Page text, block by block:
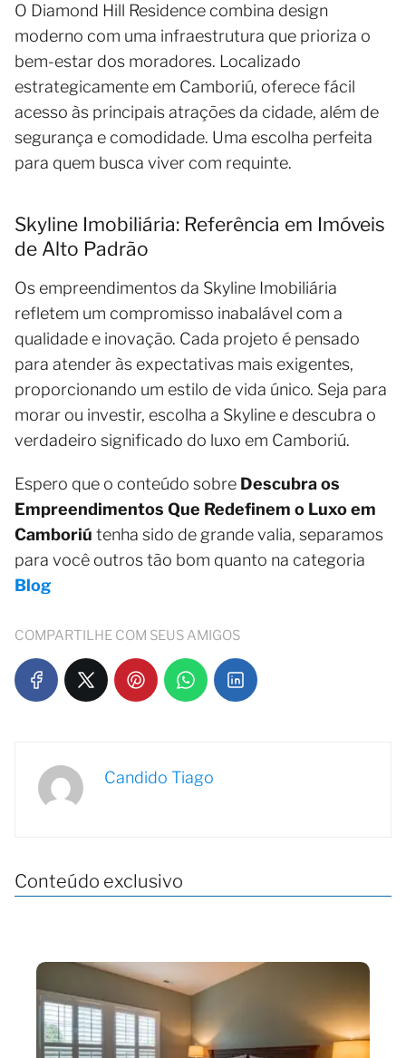
O Diamond Hill Residence combina design
moderno com uma infraestrutura que prioriza o
bem-estar dos moradores. Localizado
estrategicamente em Camboriú, oferece fácil
acesso às principais atrações da cidade, além de
segurança e comodidade. Uma escolha perfeita
para quem busca viver com requinte.
Skyline Imobiliária: Referência em Imóveis
de Alto Padrão
Os empreendimentos da Skyline Imobiliária
refletem um compromisso inabalável com a
qualidade e inovação. Cada projeto é pensado
para atender às expectativas mais exigentes,
proporcionando um estilo de vida único. Seja para
morar ou investir, escolha a Skyline e descubra o
verdadeiro significado do luxo em Camboriú.
Espero que o conteúdo sobre Descubra os
Empreendimentos Que Redefinem o Luxo em
Camboriú tenha sido de grande valia, separamos
para você outros tão bom quanto na categoria
Blog
COMPARTILHE COM SEUS AMIGOS
Candido Tiago
Conteúdo exclusivo